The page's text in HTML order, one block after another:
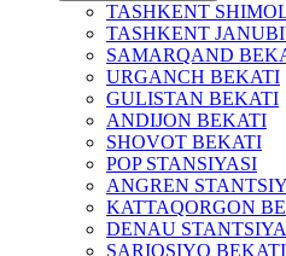
TASHKENT
TASHKENT
SAMARQAND
URGANCH BEKATI
GULISTAN BEKATI
ANDIJON BEKATI
SHOVOT BEKATI
POP STANSIYASI
ANGREN
KATTAQORGON
DENAU
SARIOSIYO BEKATI